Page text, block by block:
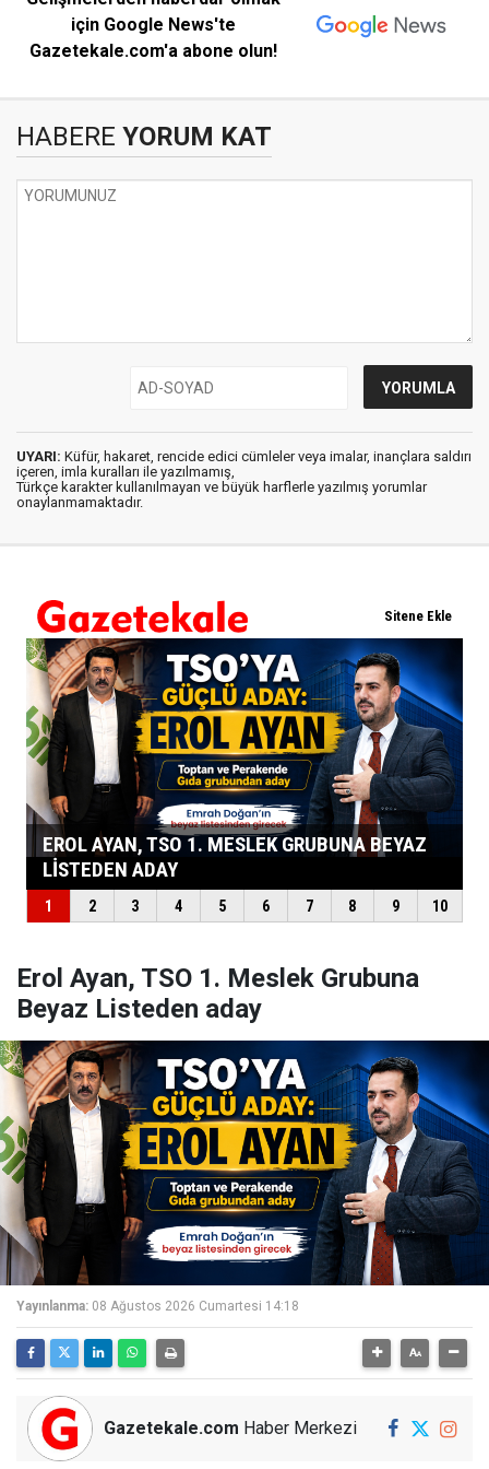
için Google News'te
Gazetekale.com'a abone olun!
HABERE YORUM KAT
UYARI: Küfür, hakaret, rencide edici cümleler veya imalar, inançlara saldırı
içeren, imla kuralları ile yazılmamış,
Türkçe karakter kullanılmayan ve büyük harflerle yazılmış yorumlar
onaylanmamaktadır.
Erol Ayan, TSO 1. Meslek Grubuna
Beyaz Listeden aday
Yayınlanma: 08 Ağustos 2026 Cumartesi 14:18
Gazetekale.com Haber Merkezi